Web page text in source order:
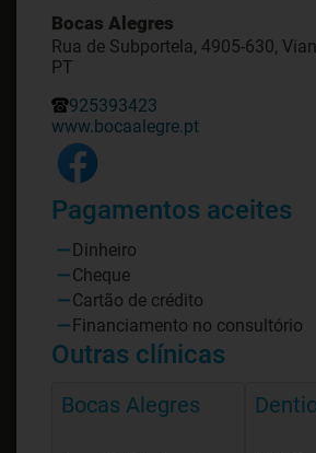
Bocas Alegres
Rua de Subportela, 4905-630,
PT
925393423
www.bocaalegre.pt
Pagamentos aceites
Dinheiro
Cheque
Cartão de crédito
Financiamento no consultório
Outras clínicas
Bocas Alegres